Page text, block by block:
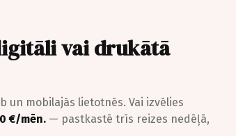
vai drukātā
un mobilajās lietotnēs. Vai izvēlies
€/mēn. — pastkastē trīs reizes nedēļā,